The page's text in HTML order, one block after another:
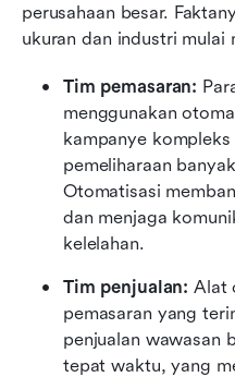
perusahaan besar.
ukuran dan industri mulai
Tim pemasaran:
menggunakan
kampanye
pemeliharaan
Otomatisasi
dan menjaga
kelelahan.
Tim penjualan: Alat
pemasaran yang
penjualan wawasan
tepat waktu, yang